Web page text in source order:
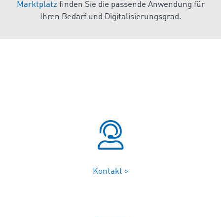
Marktplatz finden Sie die passende Anwendung für
Ihren Bedarf und Digitalisierungsgrad.
Kontakt >